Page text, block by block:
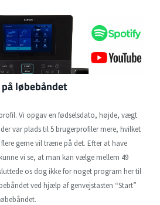
løbebåndet
Vi opgav en fødselsdato, højde, vægt
var plads til 5 brugerprofiler mere, hvilket
gerne vil træne på det. Efter at have
vi se, at man kan vælge mellem 49
os dog ikke for noget program her til
ved hjælp af genvejstasten “Start”